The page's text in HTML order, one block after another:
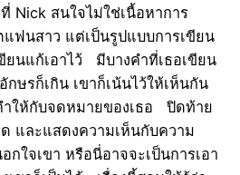
Nick สนใจไม่ใช่เนื้อหาการ
ฟนสาว แต่เป็นรูปแบบการเขียน
ยนแก้เอาไว้ มีบางคำที่เธอเขียน
กษรก็เกิน เขาก็เน้นไว้ให้เห็นกัน
ให้กับจดหมายของเธอ ปิดท้าย
และแสดงความเห็นกับความ
ใจเขา หรือนี่อาจจะเป็นการเอา